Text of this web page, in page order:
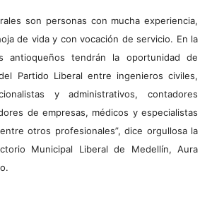
son personas con mucha experiencia,
de vida y con vocación de servicio. En la
antioqueños tendrán la oportunidad de
Partido Liberal entre ingenieros civiles,
y administrativos, contadores
de empresas, médicos y especialistas
otros profesionales”, dice orgullosa la
Municipal Liberal de Medellín, Aura